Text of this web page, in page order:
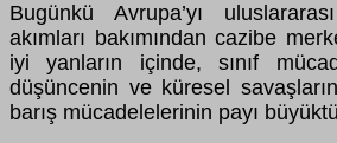
Bugünkü Avrupa’yı
akımları bakımından cazibe
iyi yanların içinde, sınıf mü
düşüncenin ve küresel
barış mücadelelerinin payı büyüktü